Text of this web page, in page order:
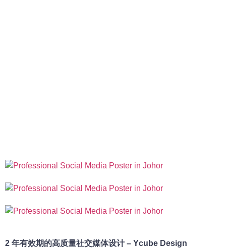
2 年有效期的高质量社交媒体设计 – Ycube Design